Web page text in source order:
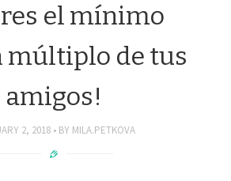
el mínimo
múltiplo de tus
amigos!
2, 2018 BY MILA.PETKOVA